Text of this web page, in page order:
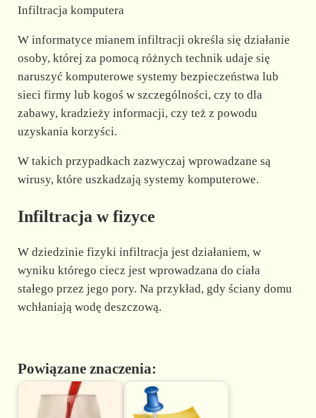
Infiltracja komputera
W informatyce mianem infiltracji określa się działanie
osoby, której za pomocą różnych technik udaje się
naruszyć komputerowe systemy bezpieczeństwa lub
sieci firmy lub kogoś w szczególności, czy to dla
zabawy, kradzieży informacji, czy też z powodu
uzyskania korzyści.
W takich przypadkach zazwyczaj wprowadzane są
wirusy, które uszkadzają systemy komputerowe.
Infiltracja w fizyce
W dziedzinie fizyki infiltracja jest działaniem, w
wyniku którego ciecz jest wprowadzana do ciała
stałego przez jego pory. Na przykład, gdy ściany domu
wchłaniają wodę deszczową.
Powiązane znaczenia: